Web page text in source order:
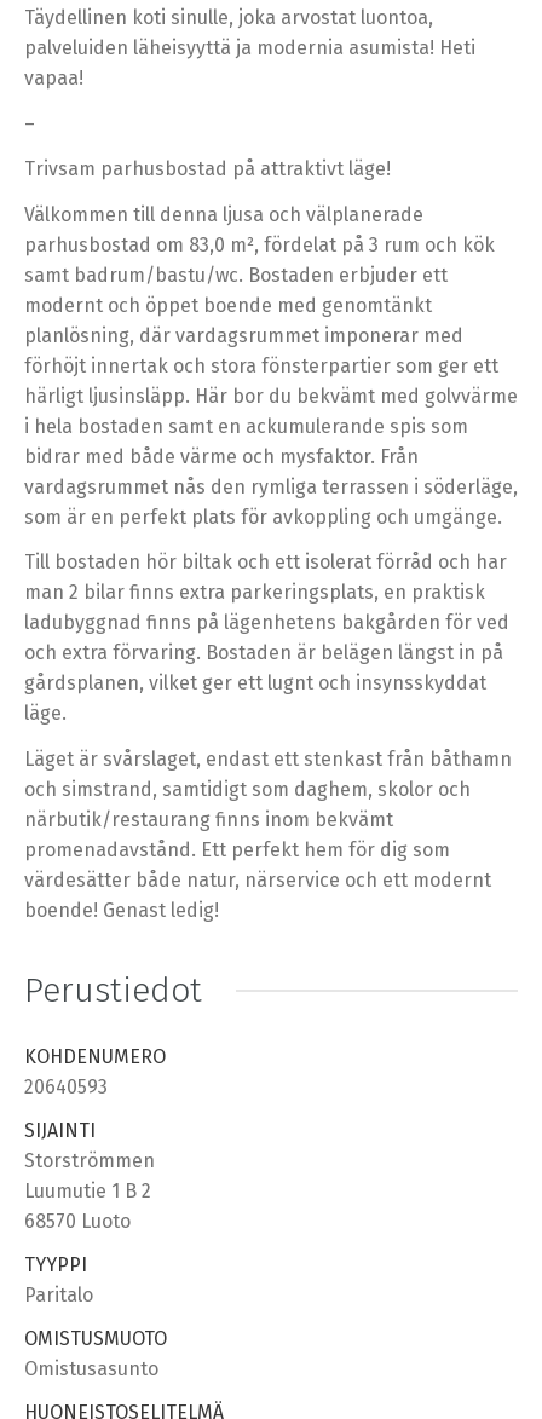
Täydellinen koti sinulle, joka arvostat luontoa,
palveluiden läheisyyttä ja modernia asumista! Heti
vapaa!
–
Trivsam parhusbostad på attraktivt läge!
Välkommen till denna ljusa och välplanerade
parhusbostad om 83,0 m², fördelat på 3 rum och kök
samt badrum/bastu/wc. Bostaden erbjuder ett
modernt och öppet boende med genomtänkt
planlösning, där vardagsrummet imponerar med
förhöjt innertak och stora fönsterpartier som ger ett
härligt ljusinsläpp. Här bor du bekvämt med golvvärme
i hela bostaden samt en ackumulerande spis som
bidrar med både värme och mysfaktor. Från
vardagsrummet nås den rymliga terrassen i söderläge,
som är en perfekt plats för avkoppling och umgänge.
Till bostaden hör biltak och ett isolerat förråd och har
man 2 bilar finns extra parkeringsplats, en praktisk
ladubyggnad finns på lägenhetens bakgården för ved
och extra förvaring. Bostaden är belägen längst in på
gårdsplanen, vilket ger ett lugnt och insynsskyddat
läge.
Läget är svårslaget, endast ett stenkast från båthamn
och simstrand, samtidigt som daghem, skolor och
närbutik/restaurang finns inom bekvämt
promenadavstånd. Ett perfekt hem för dig som
värdesätter både natur, närservice och ett modernt
boende! Genast ledig!
Perustiedot
KOHDENUMERO
20640593
SIJAINTI
Storströmmen
Luumutie 1 B 2
68570 Luoto
TYYPPI
Paritalo
OMISTUSMUOTO
Omistusasunto
HUONEISTOSELITELMÄ